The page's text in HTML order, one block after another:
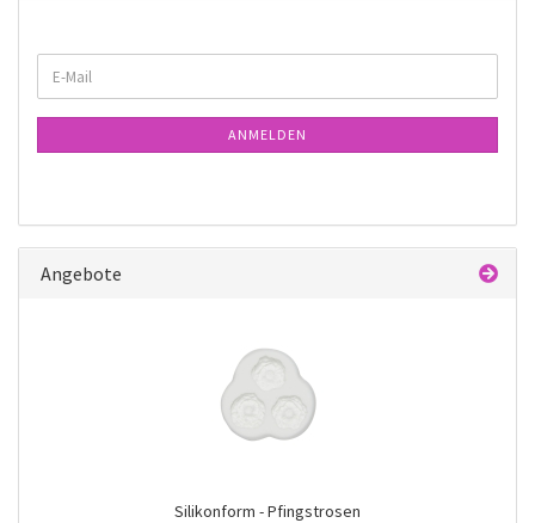
ZUR
NEWSLETTER-
E-
Mail
ANMELDEN
Angebote
Silikonform - Pfingstrosen